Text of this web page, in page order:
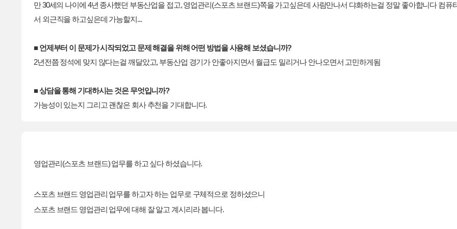
만 30세의 나이에 4년 종사했던 부동산업을 접고, 영업관리(스포츠 브랜드)쪽을 가고싶은데 사람만나서 댜화하는걸 정말 좋아합니다 컴
서 외근직을 하고싶은데 가능할지...
■ 언제부터 이 문제가 시작되었고 문제 해결을 위해 어떤 방법을 사용해 보셨습니까?
2년전쯤 정석에 맞지 않다는걸 깨달았고, 부동산업 경기가 안좋아지면서 월급도 밀리거나 안나오면서 고민하게됨
■ 상담을 통해 기대하시는 것은 무엇입니까?
가능성이 있는지 그리고 괜찮은 회사 추천을 기대합니다.
영업관리(스포츠 브랜드) 업무를 하고 싶다 하셨습니다.
스포츠 브랜드 영업관리 업무를 하고자 하는 업무로 구체적으로 정하셨으니
스포츠 브랜드 영업관리 업무에 대해 잘 알고 계시리라 봅니다.